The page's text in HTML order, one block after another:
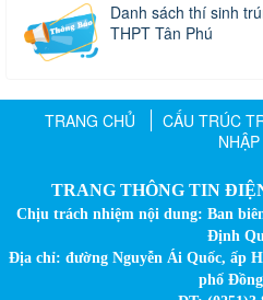
Danh sách thí sinh
THPT Tân Phú
TRANG CHỦ CẤU TRÚC
NHẬP
TRANG THÔNG TIN
Chịu trách nhiệm nội dung: Ban
Định
Địa chỉ: đường Nguyễn Ái Quốc, ấp
phố